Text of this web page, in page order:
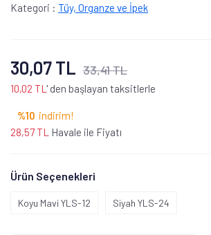
Kategori : Tüy, Organze ve İpek
30,07 TL 33,41 TL
10,02 TL ' den başlayan taksitlerle
%10 indirim!
28,57 TL
Havale ile Fiyatı
Ürün Seçenekleri
Koyu Mavi YLS-12 Siyah YLS-24